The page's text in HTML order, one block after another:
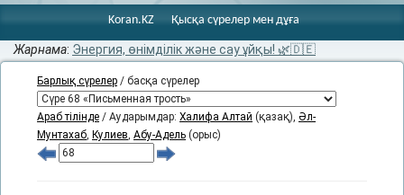
Koran.KZ Қысқа сүрелер мен дұға
Жарнама: Энергия, өнімділік және сау ұйқы! 🌿🇩🇪
Барлық сүрелер / басқа сүрелер
Араб тілінде / Аударымдар: Халифа Алтай (қазақ), Әл-
Мунтахаб, Кулиев, Абу-Адель (орыс)